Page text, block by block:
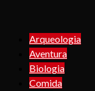
Arqueologia
Aventura
Biologia
Comida